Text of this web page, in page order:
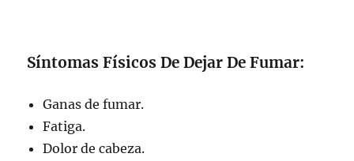
Síntomas Físicos De Dejar De Fumar:
Ganas de fumar.
Fatiga.
Dolor de cabeza.